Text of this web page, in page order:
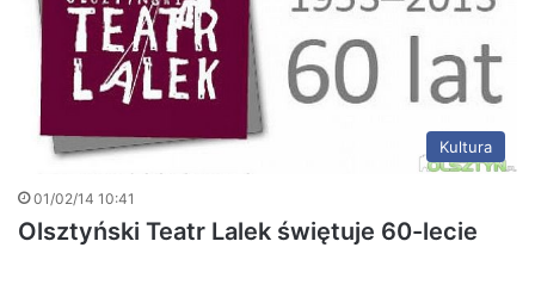
Kultura
01/02/14 10:41
Olsztyński Teatr Lalek świętuje 60-lecie